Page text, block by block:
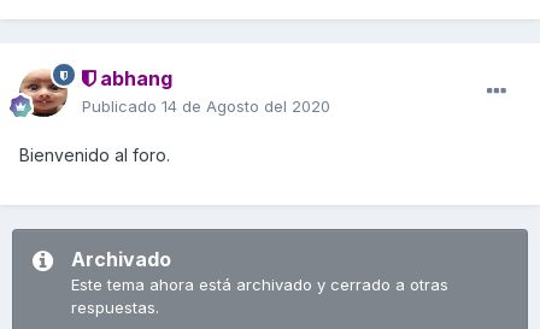
abhang
Publicado 14 de Agosto del 2020
Bienvenido al foro.
Archivado
Este tema ahora está archivado y cerrado a otras
respuestas.